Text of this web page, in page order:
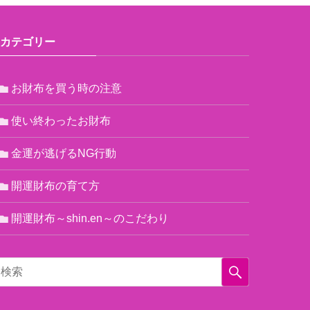
カテゴリー
お財布を買う時の注意
使い終わったお財布
金運が逃げるNG行動
開運財布の育て方
開運財布～shin.en～のこだわり